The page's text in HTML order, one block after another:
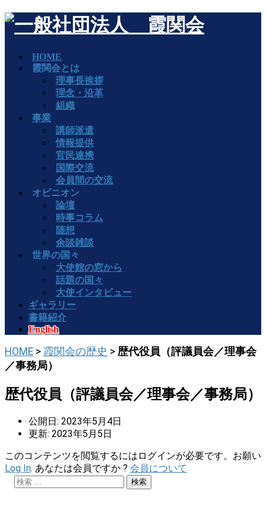
HOME
霞関会とは
理事長挨拶
理念・沿革
組織
事業
講師派遣
情報提供
官民連携
国際交流
会員間の交流
オピニオン
論壇
時事コラム
随想
余談雑談
世界の国々
大使館の窓から
話題の国々
大使インタビュー
ギャラリー
書籍紹介
English
HOME > 霞関会の歴史 > 歴代役員（評議員会／理事会
／事務局）
歴代役員（評議員会／理事会／事務局）
公開日: 2023年5月4日
更新: 2023年5月5日
このコンテンツを閲覧するにはログインが必要です。お願い
Log In. あなたは会員ですか ? 会員について
検